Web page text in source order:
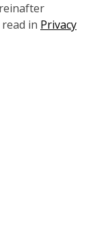
in Privacy